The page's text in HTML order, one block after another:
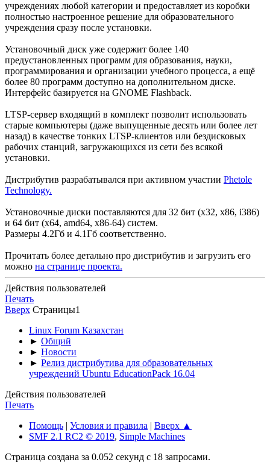
учреждениях любой категории и предоставляет из коробки
полностью настроенное решение для образовательного
учреждения сразу после установки.
Установочный диск уже содержит более 140
предустановленных программ для образования, науки,
программирования и организации учебного процесса, а ещё
более 80 программ доступно на дополнительном диске.
Интерфейс базируется на GNOME Flashback.
LTSP-сервер входящий в комплект позволит использовать
старые компьютеры (даже выпущенные десять или более лет
назад) в качестве тонких LTSP-клиентов или бездисковых
рабочих станций, загружающихся из сети без всякой
установки.
Дистрибутив разрабатывался при активном участии Phetole
Technology.
Установочные диски поставляются для 32 бит (x32, x86, i386)
и 64 бит (x64, amd64, x86-64) систем.
Размеры 4.2Гб и 4.1Гб соответственно.
Прочитать более детально про дистрибутив и загрузить его
можно на странице проекта.
Действия пользователей
Печать
Вверх Страницы1
Linux Forum Казахстан
► Общий
► Новости
► Релиз дистрибутива для образовательных
учреждений Ubuntu EducationPack 16.04
Действия пользователей
Печать
Помощь | Условия и правила | Вверх ▲
SMF 2.1 RC2 © 2019, Simple Machines
Страница создана за 0.052 секунд с 18 запросами.